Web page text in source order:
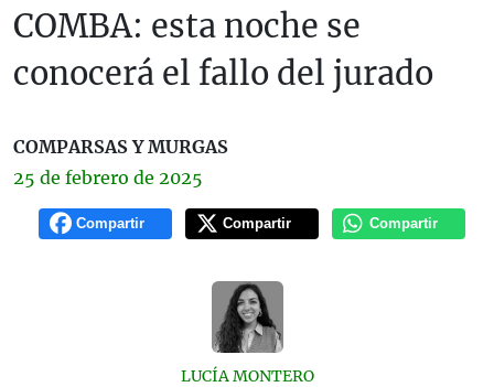
COMBA: esta noche se
conocerá el fallo del jurado
COMPARSAS Y MURGAS
25 de febrero de 2025
Compartir Compartir Compartir
LUCÍA MONTERO